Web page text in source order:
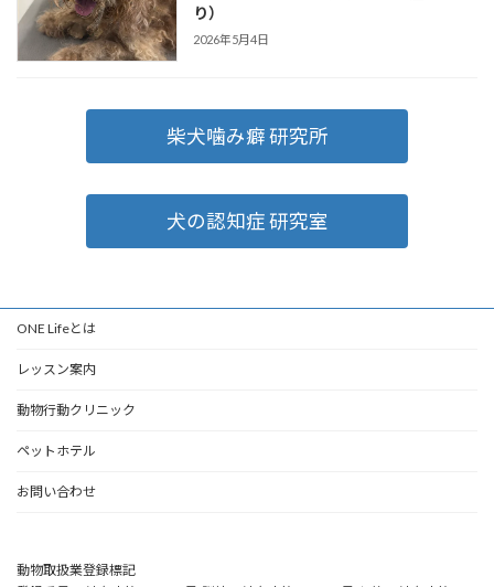
り）
2026年5月4日
柴犬噛み癖 研究所
犬の認知症 研究室
ONE Lifeとは
レッスン案内
動物行動クリニック
ペットホテル
お問い合わせ
動物取扱業登録標記